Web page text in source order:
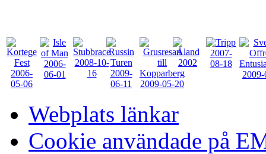
Webplats länkar
Cookie användade på